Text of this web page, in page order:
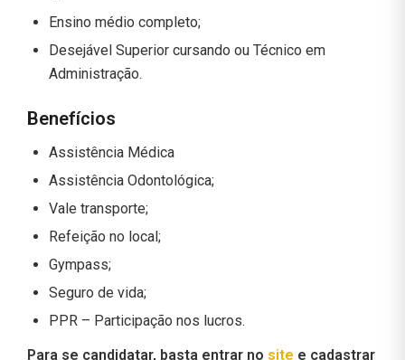
Ensino médio completo;
Desejável Superior cursando ou Técnico em
Administração.
Benefícios
Assistência Médica
Assistência Odontológica;
Vale transporte;
Refeição no local;
Gympass;
Seguro de vida;
PPR – Participação nos lucros.
Para se candidatar, basta entrar no site e cadastrar